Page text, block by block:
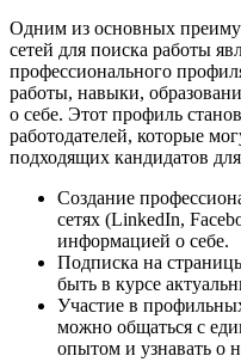
Одним из основных
сетей для поиска работы
профессионального
работы, навыки,
о себе. Этот профиль
работодателей, которые
подходящих кандидатов
Создание
сетях (LinkedIn,
информацией о себе.
Подписка на
быть в курсе
Участие в
можно общаться с
опытом и узнавать о